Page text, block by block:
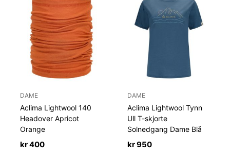
DAME
Aclima Lightwool 140
Headover Apricot
Orange
kr400
DAME
Aclima Lightwool Tynn
Ull T-skjorte
Solnedgang Dame Blå
kr950